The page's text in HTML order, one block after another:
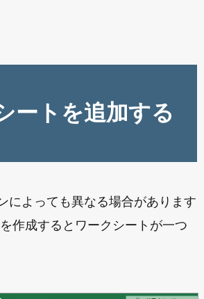
ートを追加する
によっても異なる場合があります
作成するとワークシートが一つ